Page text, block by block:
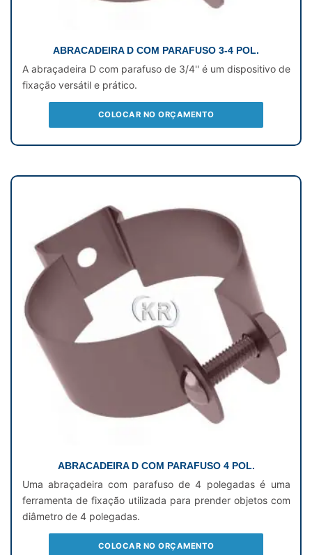
ABRACADEIRA D COM PARAFUSO 3-4 POL.
A abraçadeira D com parafuso de 3/4'' é um dispositivo de
fixação versátil e prático.
COLOCAR NO ORÇAMENTO
ABRACADEIRA D COM PARAFUSO 4 POL.
Uma abraçadeira com parafuso de 4 polegadas é uma
ferramenta de fixação utilizada para prender objetos com
diâmetro de 4 polegadas.
COLOCAR NO ORÇAMENTO